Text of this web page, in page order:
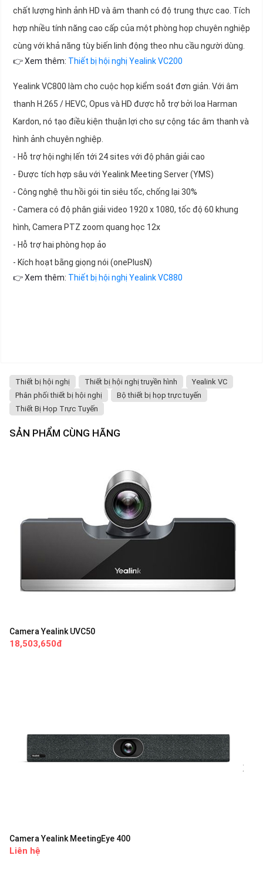
chất lượng hình ảnh HD và âm thanh có độ trung thực cao. Tích
hợp nhiều tính năng cao cấp của một phòng họp chuyên nghiệp
cùng với khả năng tùy biến linh động theo nhu cầu người dùng.
👉 Xem thêm: Thiết bị hội nghị Yealink VC200
Yealink VC800 làm cho cuộc họp kiểm soát đơn giản. Với âm
thanh H.265 / HEVC, Opus và HD được hỗ trợ bởi loa Harman
Kardon, nó tạo điều kiện thuận lợi cho sự cộng tác âm thanh và
hình ảnh chuyên nghiệp.
- Hỗ trợ hội nghị lến tới 24 sites với độ phân giải cao
- Được tích hợp sâu với Yealink Meeting Server (YMS)
- Công nghệ thu hồi gói tin siêu tốc, chống lại 30%
- Camera có độ phân giải video 1920 x 1080, tốc độ 60 khung
hình, Camera PTZ zoom quang học 12x
- Hỗ trợ hai phòng họp ảo
- Kích hoạt bằng giọng nói (onePlusN)
👉 Xem thêm: Thiết bị hội nghị Yealink VC880
Thiết bị hội nghị Thiết bị hội nghị truyền hình
Yealink VC
Phân phối thiết bị hội nghị
Bộ thiết bị họp trực tuyến
Thiết Bị Họp Trực Tuyến
SẢN PHẨM CÙNG HÃNG
Camera Yealink UVC50
18,503,650đ
Camera Yealink MeetingEye 400
Liên hệ